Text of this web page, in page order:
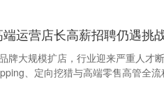
运营店长高薪招聘仍遇挑
牌大规模扩店，行业迎来严重人才
、定向挖猎与高端零售高管全流